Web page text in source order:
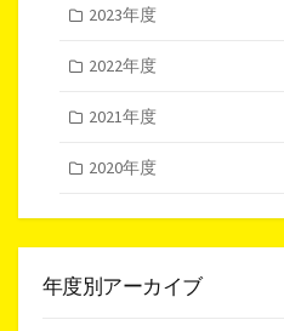
2023年度
2022年度
2021年度
2020年度
年度別アーカイブ